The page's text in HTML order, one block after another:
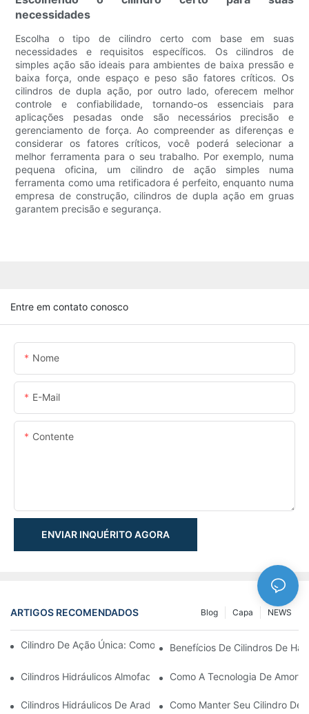
necessidades
Escolha o tipo de cilindro certo com base em suas
necessidades e requisitos específicos. Os cilindros de
simples ação são ideais para ambientes de baixa pressão e
baixa força, onde espaço e peso são fatores críticos. Os
cilindros de dupla ação, por outro lado, oferecem melhor
controle e confiabilidade, tornando-os essenciais para
aplicações pesadas onde são necessários precisão e
gerenciamento de força. Ao compreender as diferenças e
considerar os fatores críticos, você poderá selecionar a
melhor ferramenta para o seu trabalho. Por exemplo, numa
pequena oficina, um cilindro de ação simples numa
ferramenta como uma retificadora é perfeito, enquanto numa
empresa de construção, cilindros de dupla ação em gruas
garantem precisão e segurança.
Entre em contato conosco
Nome
E-Mail
Contente
ENVIAR INQUÉRITO AGORA
ARTIGOS RECOMENDADOS NEWS
Capa
Blog
Cilindro De Ação Única: Como Funciona & Aplicações Comuns
Benefícios De Cilindros De
Cilindros Hidráulicos Almofadados: Reduzindo O Impacto &
Como A Tecnologia De
Cilindros Hidráulicos De Arado De Neve: Principais Recursos
Como Manter Seu Cilindro De